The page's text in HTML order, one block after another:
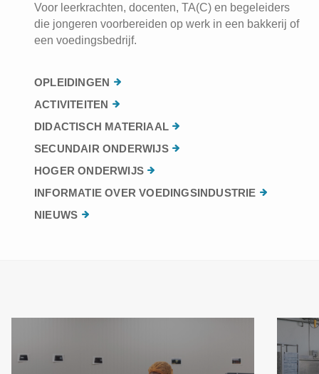
Voor leerkrachten, docenten, TA(C) en begeleiders
die jongeren voorbereiden op werk in een bakkerij of
een voedingsbedrijf.
OPLEIDINGEN
ACTIVITEITEN
DIDACTISCH MATERIAAL
SECUNDAIR ONDERWIJS
HOGER ONDERWIJS
INFORMATIE OVER VOEDINGSINDUSTRIE
NIEUWS